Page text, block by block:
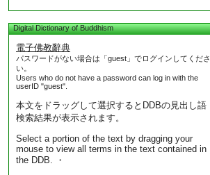
Digital Dictionary of Buddhism
電子佛教辭典
パスワードがない場合は「guest」でログインしてくださ
い。
Users who do not have a password can log in with the
userID "guest".
本文をドラッグして選択するとDDBの見出し語
検索結果が表示されます。
Select a portion of the text by dragging your
mouse to view all terms in the text contained in
the DDB. ・